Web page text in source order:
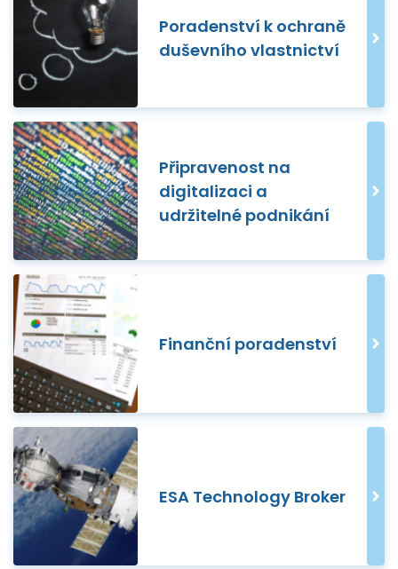
Poradenství k ochraně
duševního vlastnictví
Připravenost na
digitalizaci a
udržitelné podnikání
Finanční poradenství
ESA Technology Broker